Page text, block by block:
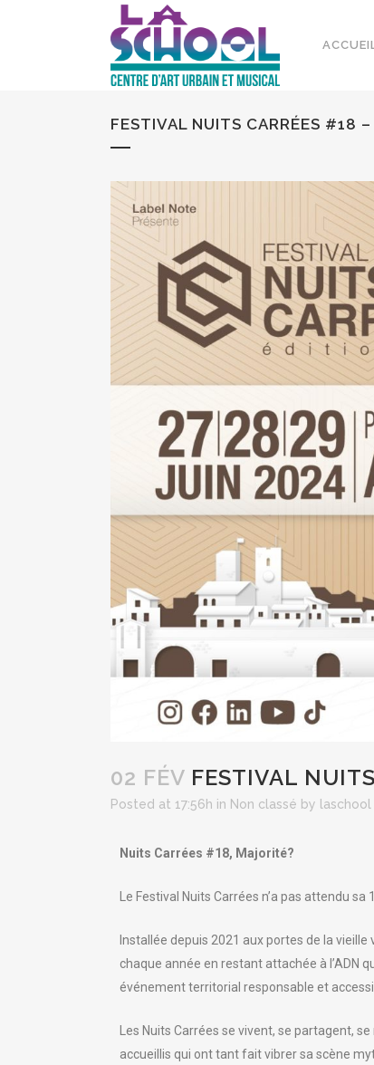
FESTIVAL NUITS CARRÉES #18
02 FÉV FESTIVAL
Posted at 17:56h in Non classé by laschool
Nuits Carrées #18, Majorité?
Le Festival Nuits Carrées n’a pas attendu
Installée depuis 2021 aux portes de la vieille
chaque année en restant attachée à l’ADN
événement territorial responsable et
Les Nuits Carrées se vivent, se partagent,
accueillis qui ont tant fait vibrer sa scène